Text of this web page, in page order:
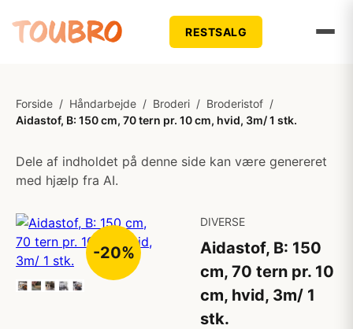
RESTSALG
Forside / Håndarbejde / Broderi / Broderistof /
Aidastof, B: 150 cm, 70 tern pr. 10 cm, hvid, 3m/ 1 stk.
Dele af indholdet på denne side kan være genereret
med hjælp fra AI.
-20%
DIVERSE
Aidastof, B: 150
cm, 70 tern pr. 10
cm, hvid, 3m/ 1
stk.